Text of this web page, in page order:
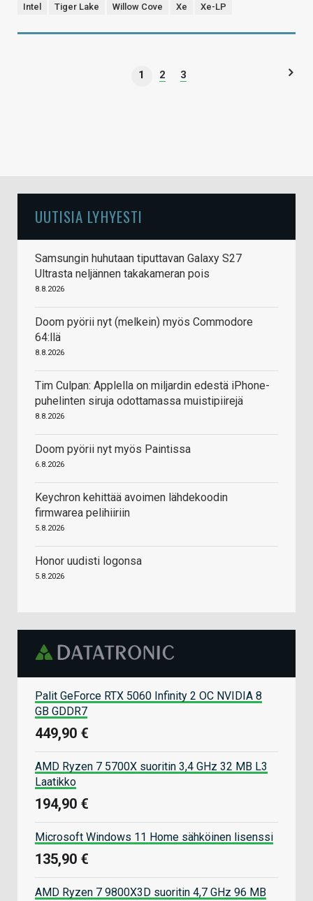
Intel Tiger Lake Willow Cove Xe Xe-LP
1 2 3
UUTISIA LYHYESTI
Samsungin huhutaan tiputtavan Galaxy S27
Ultrasta neljännen takakameran pois
8.8.2026
Doom pyörii nyt (melkein) myös Commodore
64:llä
8.8.2026
Tim Culpan: Applella on miljardin edestä iPhone-
puhelinten siruja odottamassa muistipiirejä
8.8.2026
Doom pyörii nyt myös Paintissa
6.8.2026
Keychron kehittää avoimen lähdekoodin
firmwarea pelihiiriin
5.8.2026
Honor uudisti logonsa
5.8.2026
Palit GeForce RTX 5060 Infinity 2 OC NVIDIA 8
GB GDDR7
449,90 €
AMD Ryzen 7 5700X suoritin 3,4 GHz 32 MB L3
Laatikko
194,90 €
Microsoft Windows 11 Home sähköinen lisenssi
135,90 €
AMD Ryzen 7 9800X3D suoritin 4,7 GHz 96 MB